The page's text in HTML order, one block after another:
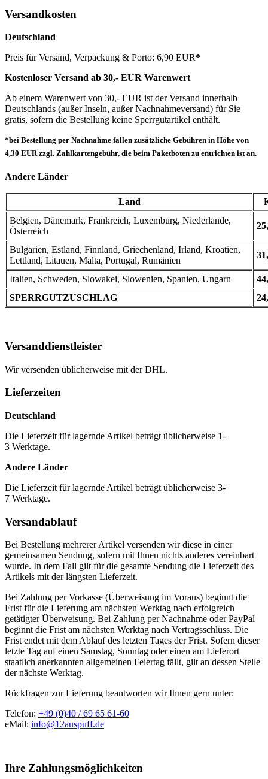
Versandkosten
Deutschland
Preis für Versand, Verpackung & Porto: 6,90 EUR*
Kostenloser Versand ab 30,- EUR Warenwert
Ab einem Warenwert von 30,- EUR ist der Versand innerhalb
Deutschlands (außer Inseln, außer Nachnahmeversand) für Sie
gratis, sofern die Bestellung keine Sperrgutartikel enthält.
*bei Bestellung per Nachnahme fallen zusätzliche Gebühren in Höhe von
4,30 EUR zzgl. Zahlkartengebühr, die beim Paketboten zu entrichten ist an.
Andere Länder
Land
Belgien, Dänemark, Frankreich, Luxemburg, Niederlande,
Österreich
Bulgarien, Estland, Finnland, Griechenland, Irland, Kroatien,
Lettland, Litauen, Malta, Portugal, Rumänien
Italien, Schweden, Slowakei, Slowenien, Spanien, Ungarn
SPERRGUTZUSCHLAG
Versanddienstleister
Wir versenden üblicherweise mit der DHL.
Lieferzeiten
Deutschland
Die Lieferzeit für lagernde Artikel beträgt üblicherweise 1-
3 Werktage.
Andere Länder
Die Lieferzeit für lagernde Artikel beträgt üblicherweise 3-
7 Werktage.
Versandablauf
Bei Bestellung mehrerer Artikel versenden wir diese in einer
gemeinsamen Sendung, sofern mit Ihnen nichts anderes vereinbart
wurde. In dem Fall gilt für die gesamte Sendung die Lieferzeit des
Artikels mit der längsten Lieferzeit.
Bei Zahlung per Vorkasse (Überweisung im Voraus) beginnt die
Frist für die Lieferung am nächsten Werktag nach erfolgreich
getätigter Überweisung. Bei Zahlung per Nachnahme oder PayPal
beginnt die Frist am nächsten Werktag nach Vertragsschluss. Die
Frist endet mit dem Ablauf des letzten Tages der Frist. Sofern dieser
letzte Tag auf einen Samstag, Sonntag oder einen am Lieferort
staatlich anerkannten allgemeinen Feiertag fällt, gilt an dessen Stelle
der nächste Werktag.
Rückfragen zur Lieferung beantworten wir Ihnen gern unter:
Telefon: +49 (0)40 / 69 65 61-60
eMail: info@12auspuff.de
Ihre Zahlungsmöglichkeiten